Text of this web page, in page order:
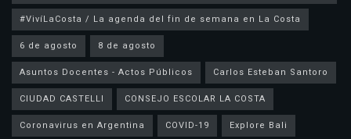
#VivíLaCosta / La agenda del fin de semana en La Costa
6 de agosto
8 de agosto
Asuntos Docentes - Actos Públicos
Carlos Esteban Santoro
CIUDAD CASTELLI
CONSEJO ESCOLAR LA COSTA
Coronavirus en Argentina
COVID-19
Explore Bali